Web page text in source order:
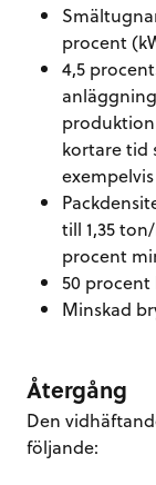
procent
4,5
kortare tid
till 1,35
procent
50 procent
Minskad
Återgång
Den
följande: